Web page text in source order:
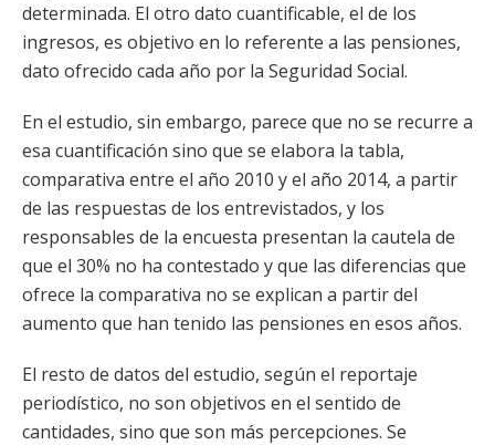
determinada. El otro dato cuantificable, el de los
ingresos, es objetivo en lo referente a las pensiones,
dato ofrecido cada año por la Seguridad Social.
En el estudio, sin embargo, parece que no se recurre a
esa cuantificación sino que se elabora la tabla,
comparativa entre el año 2010 y el año 2014, a partir
de las respuestas de los entrevistados, y los
responsables de la encuesta presentan la cautela de
que el 30% no ha contestado y que las diferencias que
ofrece la comparativa no se explican a partir del
aumento que han tenido las pensiones en esos años.
El resto de datos del estudio, según el reportaje
periodístico, no son objetivos en el sentido de
cantidades, sino que son más percepciones. Se